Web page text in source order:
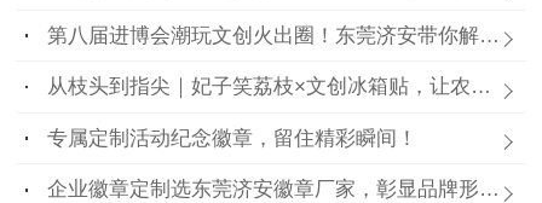
第八届进博会潮玩文创火出圈！东莞济安带你解锁徽章、盲盒、冰箱贴隐藏玩法
从枝头到指尖｜妃子笑荔枝×文创冰箱贴，让农产品潮出圈！
专属定制活动纪念徽章，留住精彩瞬间！
企业徽章定制选东莞济安徽章厂家，彰显品牌形象，提升团队凝聚力